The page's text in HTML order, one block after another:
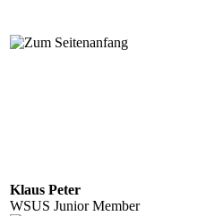
Klaus Peter
WSUS Junior Member